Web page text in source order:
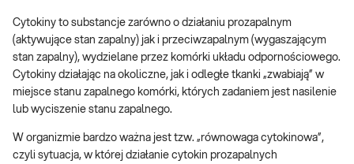
Cytokiny to substancje zarówno o działaniu prozapalnym
(aktywujące stan zapalny) jak i przeciwzapalnym (wygaszającym
stan zapalny), wydzielane przez komórki układu odpornościowego.
Cytokiny działając na okoliczne, jak i odległe tkanki „zwabiają” w
miejsce stanu zapalnego komórki, których zadaniem jest nasilenie
lub wyciszenie stanu zapalnego.
W organizmie bardzo ważna jest tzw. „równowaga cytokinowa”,
czyli sytuacja, w której działanie cytokin prozapalnych